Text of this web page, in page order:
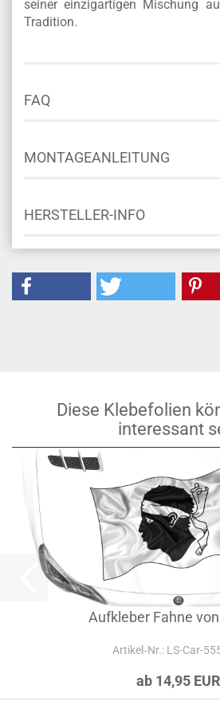
seiner einzigartigen Mischung
Tradition.
FAQ
MONTAGEANLEITUNG
HERSTELLER-INFO
Diese Klebefolien
interessant
Aufkleber Fahne
Artikel‑Nr.: LS-Car-
ab 14,95 EUR